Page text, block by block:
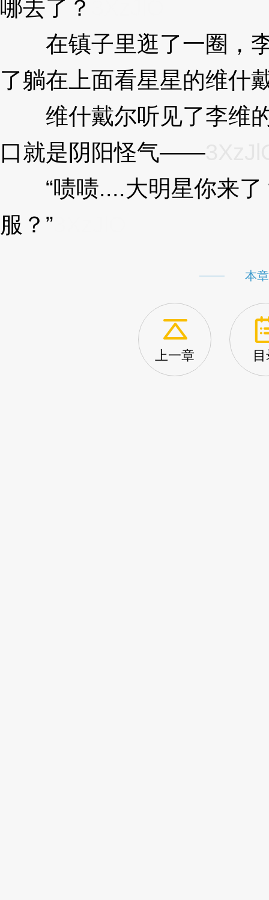
哪去了？
在镇子里逛了一圈，李
了躺在上面看星星的维什
维什戴尔听见了李维的
口就是阴阳怪气——
“啧啧....大明星你来了
服？”
本
上一章